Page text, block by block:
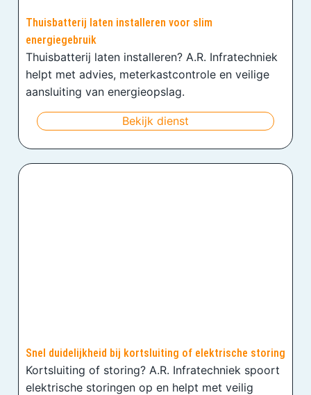
Thuisbatterij laten installeren voor slim
energiegebruik
Thuisbatterij laten installeren? A.R. Infratechniek
helpt met advies, meterkastcontrole en veilige
aansluiting van energieopslag.
Bekijk dienst
Snel duidelijkheid bij kortsluiting of elektrische storing
Kortsluiting of storing? A.R. Infratechniek spoort
elektrische storingen op en helpt met veilig